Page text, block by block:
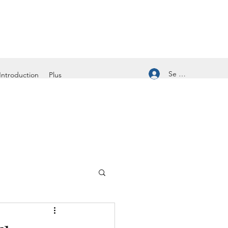
Introduction Plus Se connecter